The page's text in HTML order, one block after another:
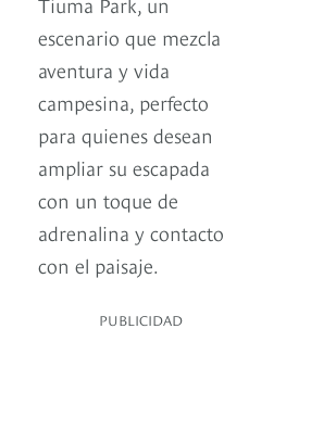
escenario que mezcla
aventura y vida
campesina, perfecto
para quienes desean
ampliar su escapada
con un toque de
adrenalina y contacto
con el paisaje.
PUBLICIDAD